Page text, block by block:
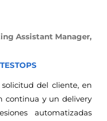
Assistant Manager,
del cliente, en
continua y un delivery
automatizadas